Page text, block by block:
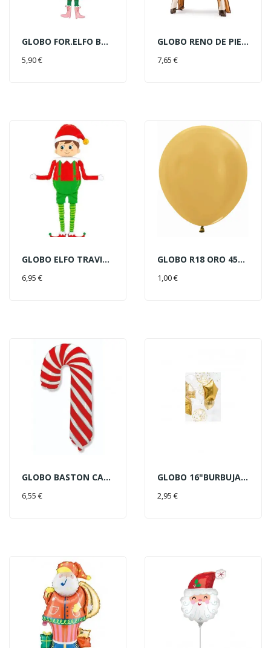
GLOBO FOR.ELFO BASTON CARAMELO
5,90 €
GLOBO RENO DE PIE 65X105CM
7,65 €
GLOBO ELFO TRAVIESO 164X152CM
6,95 €
GLOBO R18 ORO 45CM
1,00 €
GLOBO BASTON CARAMELO ROJO
6,55 €
GLOBO 16"BURBUJA TRANSPARENTE
2,95 €